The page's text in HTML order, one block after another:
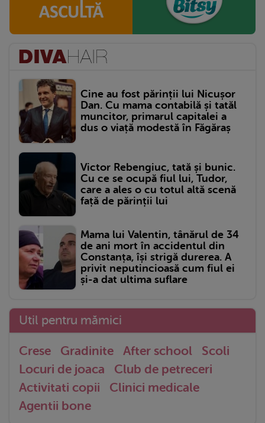
Cine au fost părinții lui Nicușor
Dan. Cu mama contabilă și tatăl
muncitor, primarul capitalei a
dus o viață modestă în Făgăraș
Victor Rebengiuc, tată și bunic.
Cu ce se ocupă fiul lui, Tudor,
care a ales o cu totul altă scenă
față de părinții lui
Mama lui Valentin, tânărul de 34
de ani mort în accidentul din
Constanța, își strigă durerea. A
privit neputincioasă cum fiul ei
și-a dat ultima suflare
Util pentru mămici
Crese Gradinite After school
Scoli
Locuri de joaca
Club de petreceri
Activitati copii
Clinici medicale
Agentii bone